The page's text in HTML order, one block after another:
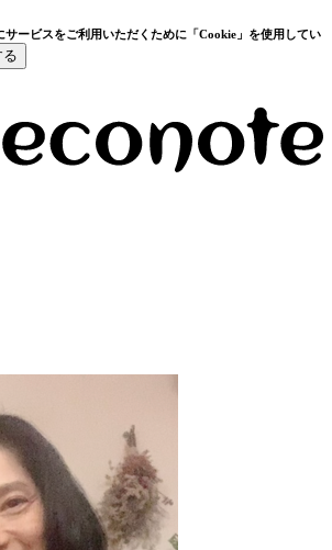
サービスをご利用いただくために「Cookie」を使用してい
る